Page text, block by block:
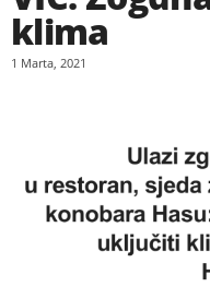
klima
1 Marta, 2021